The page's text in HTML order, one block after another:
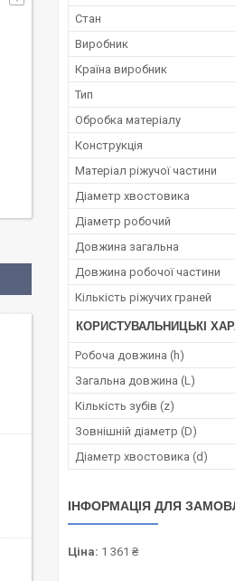
Стан
Виробник
Країна виробник
Тип
Обробка матеріалу
Конструкція
Матеріал ріжучої частини
Діаметр хвостовика
Діаметр робочий
Довжина загальна
Довжина робочої частини
Кількість ріжучих граней
КОРИСТУВАЛЬНИЦЬКІ
Робоча довжина (h)
Загальна довжина (L)
Кількість зубів (z)
Зовнішній діаметр (D)
Діаметр хвостовика (d)
ІНФОРМАЦІЯ ДЛЯ
Ціна: 1 361 ₴